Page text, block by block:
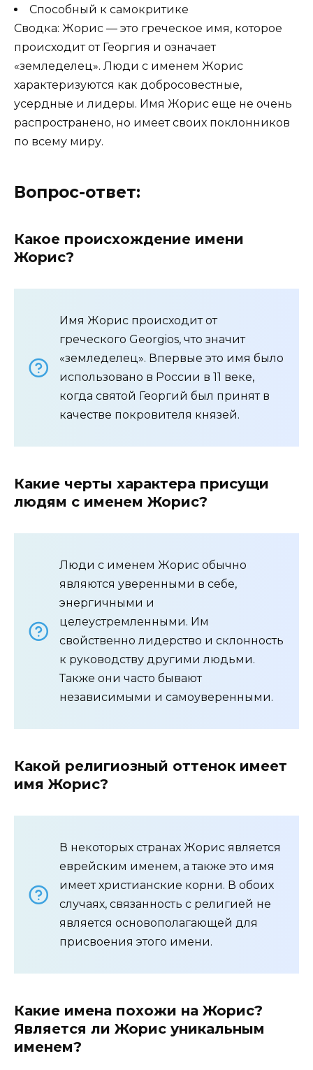
Способный к самокритике
Сводка: Жорис — это греческое имя, которое
происходит от Георгия и означает
«земледелец». Люди с именем Жорис
характеризуются как добросовестные,
усердные и лидеры. Имя Жорис еще не очень
распространено, но имеет своих поклонников
по всему миру.
Вопрос-ответ:
Какое происхождение имени
Жорис?
Имя Жорис происходит от
греческого Georgios, что значит
«земледелец». Впервые это имя было
использовано в России в 11 веке,
когда святой Георгий был принят в
качестве покровителя князей.
Какие черты характера присущи
людям с именем Жорис?
Люди с именем Жорис обычно
являются уверенными в себе,
энергичными и
целеустремленными. Им
свойственно лидерство и склонность
к руководству другими людьми.
Также они часто бывают
независимыми и самоуверенными.
Какой религиозный оттенок имеет
имя Жорис?
В некоторых странах Жорис является
еврейским именем, а также это имя
имеет христианские корни. В обоих
случаях, связанность с религией не
является основополагающей для
присвоения этого имени.
Какие имена похожи на Жорис?
Является ли Жорис уникальным
именем?